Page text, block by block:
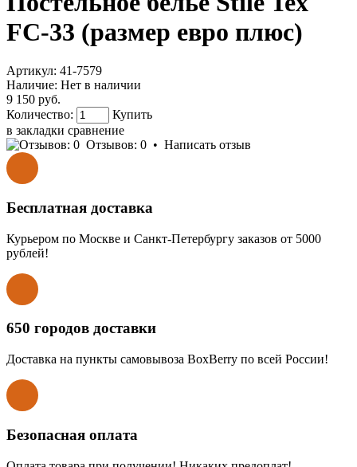
FC-33 (размер евро плюс)
Артикул: 41-7579
Наличие: Нет в наличии
9 150 руб.
Количество:
Купить
в закладки сравнение
Отзывов: 0 • Написать отзыв
Бесплатная доставка
Курьером по Москве и Санкт-Петербургу заказов от 5000
рублей!
650 городов доставки
Доставка на пункты самовывоза BoxBerry по всей России!
Безопасная оплата